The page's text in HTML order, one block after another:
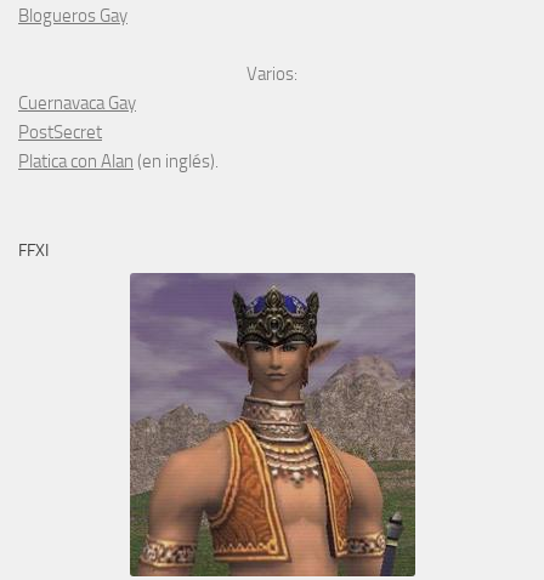
Blogueros Gay
Varios:
Cuernavaca Gay
PostSecret
Platica con Alan (en inglés).
FFXI